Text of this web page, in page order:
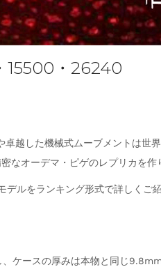
15500・26240
越した機械式ムーブメントは世
オーデマ・ピゲのレプリカを作
ルをランキング形式で詳しくご紹
ケースの厚みは本物と同じ